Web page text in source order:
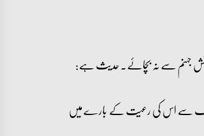
جہنم سے نہ بچائے۔ حدیث ہے:
سے اس کی رعیت کے بارے میں